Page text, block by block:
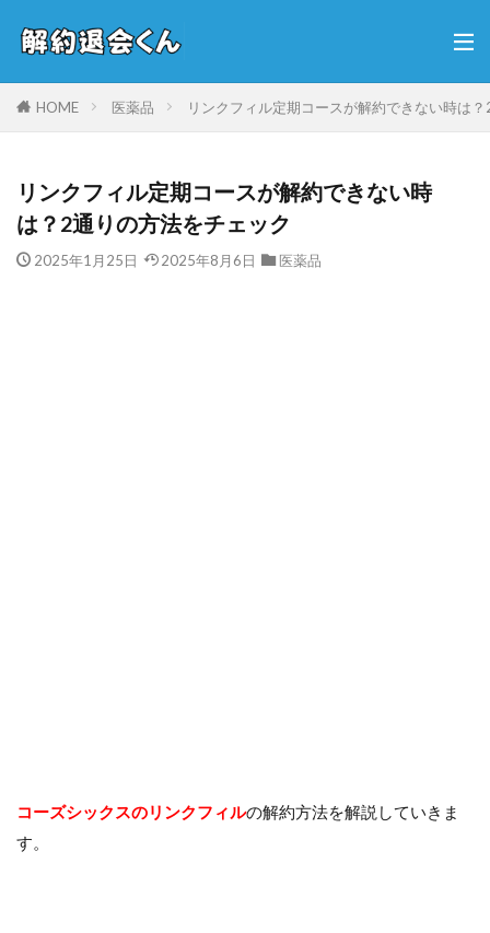
HOME 医薬品 リンクフィル定期コースが解約できない時は
リンクフィル定期コースが解約できない時
は？2通りの方法をチェック
2025年1月25日 2025年8月6日 医薬品
コーズシックスのリンクフィルの解約方法を解説していきま
す。